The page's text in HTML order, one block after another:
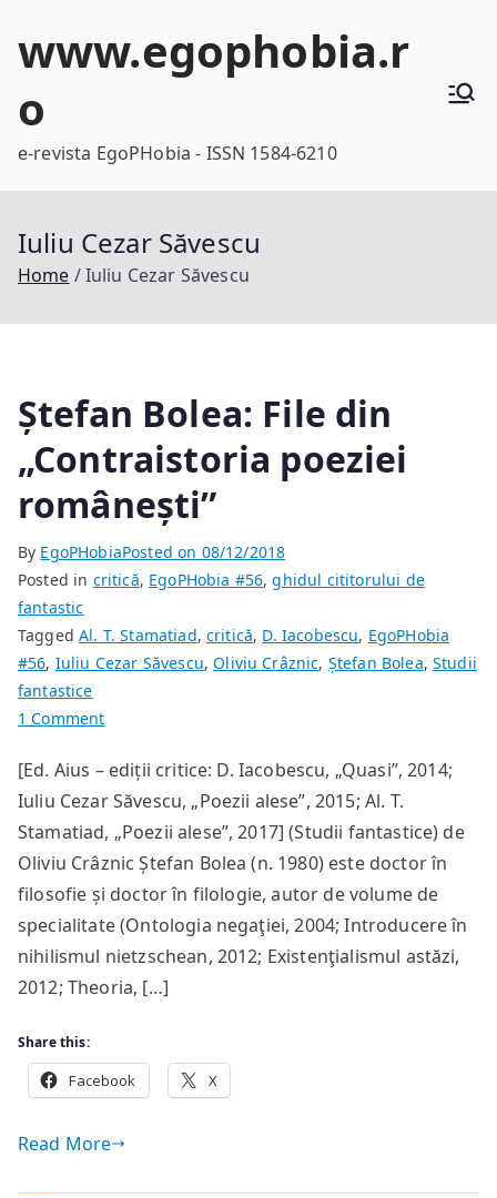
www.egophobia.r
o
e-revista EgoPHobia - ISSN 1584-6210
Iuliu Cezar Săvescu
Home Iuliu Cezar Săvescu
Ștefan Bolea: File din
„Contraistoria poeziei
românești”
By EgoPHobiaPosted on 08/12/2018
Posted in critică, EgoPHobia #56,ghidul cititorului de
fantastic
TaggedAl. T. Stamatiad,critică, D. Iacobescu, EgoPHobia
#56, Iuliu Cezar Săvescu,Oliviu Crâznic, Ștefan Bolea,Studii
fantastice
1 Commenton
Bolea:
File
din
„Contraistoria
poeziei
[Ed. Aius – ediții critice: D. Iacobescu, „Quasi”, 2014;
Iuliu Cezar Săvescu, „Poezii alese”, 2015; Al. T.
Stamatiad, „Poezii alese”, 2017] (Studii fantastice) de
Oliviu Crâznic Ștefan Bolea (n. 1980) este doctor în
filosofie și doctor în filologie, autor de volume de
specialitate (Ontologia negaţiei, 2004; Introducere în
nihilismul nietzschean, 2012; Existenţialismul astăzi,
2012; Theoria, […]
Share this:
Facebook X
Read More